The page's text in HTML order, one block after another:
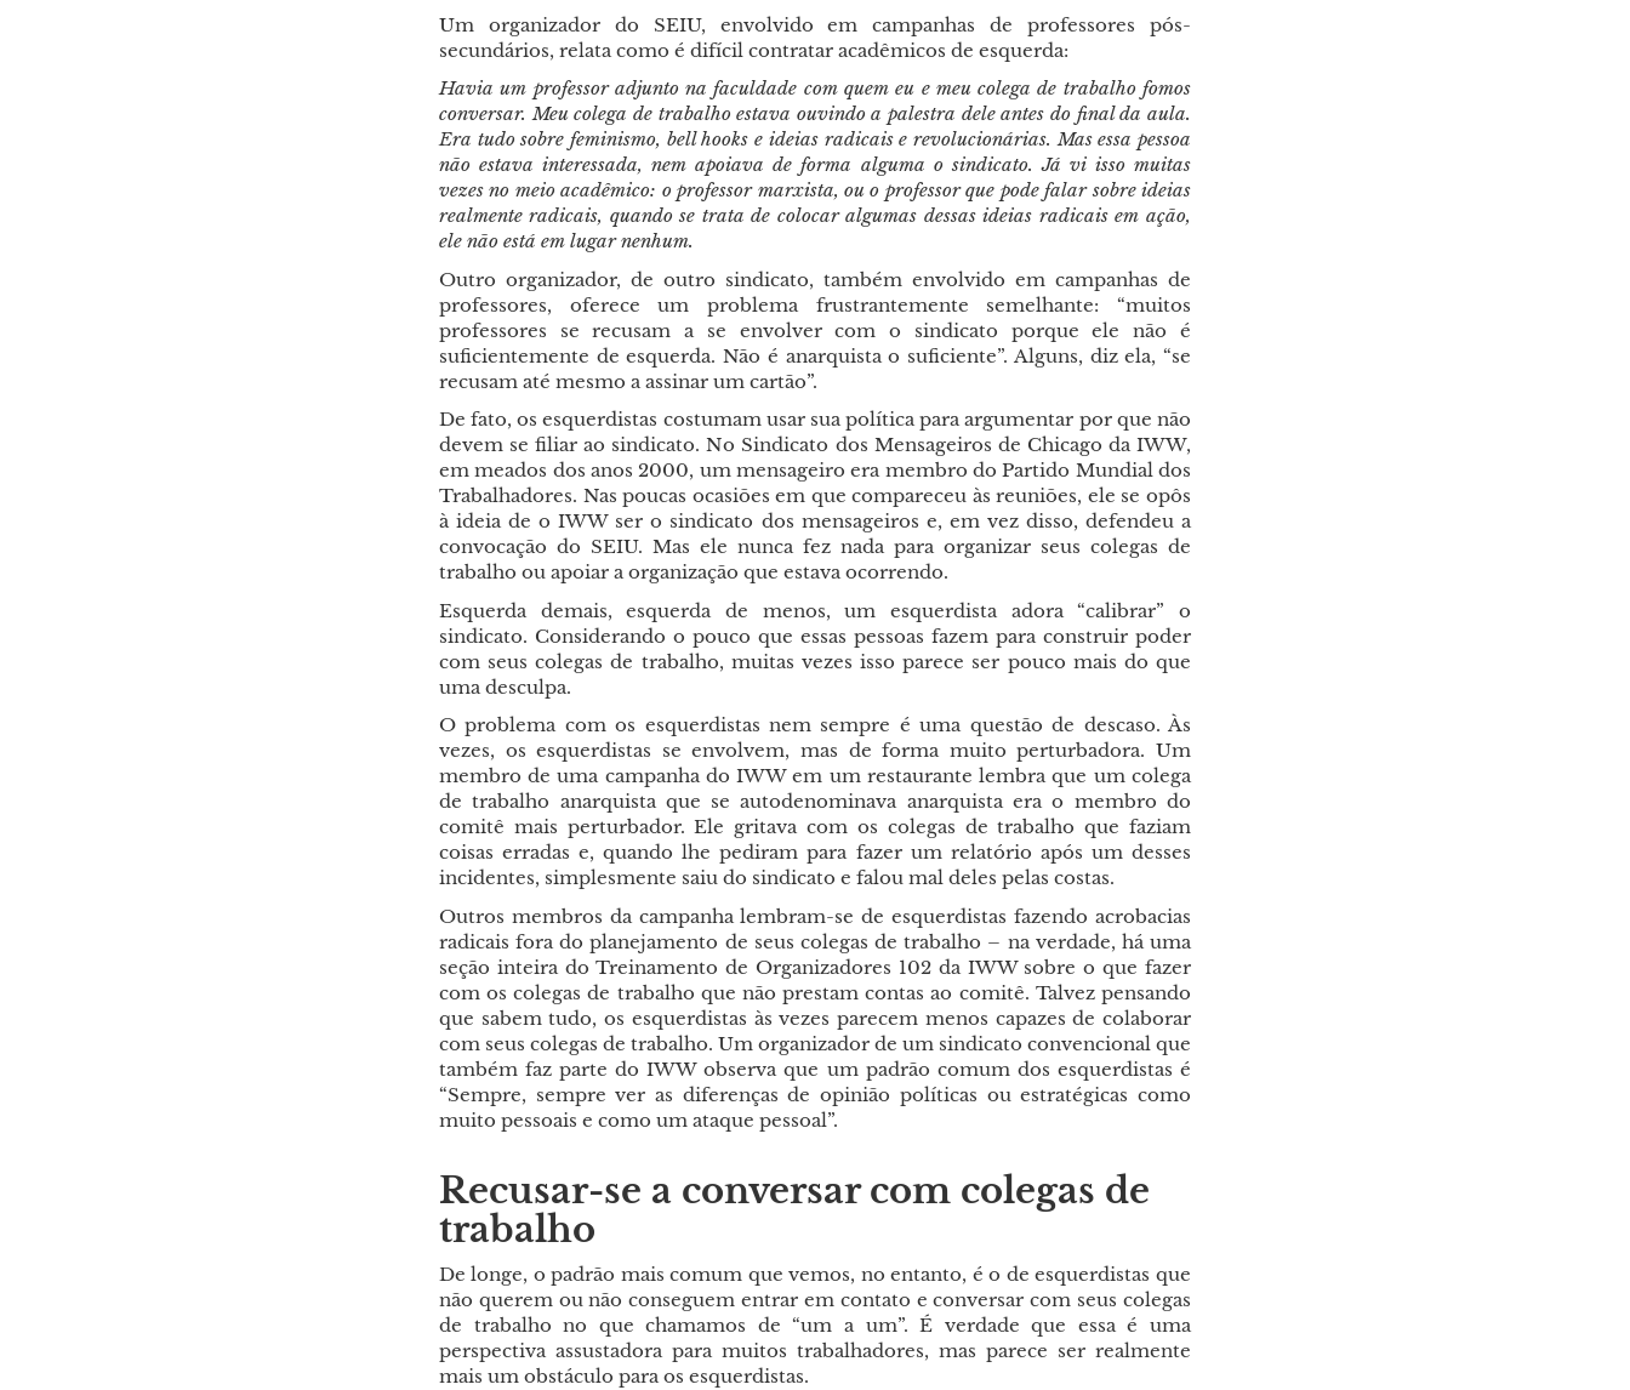
Um organizador do SEIU, envolvido em campanhas de professores pós-
secundários, relata como é difícil contratar acadêmicos de esquerda:
Havia um professor adjunto na faculdade com quem eu e meu colega de trabalho fomos
conversar. Meu colega de trabalho estava ouvindo a palestra dele antes do final da aula.
Era tudo sobre feminismo, bell hooks e ideias radicais e revolucionárias. Mas essa pessoa
não estava interessada, nem apoiava de forma alguma o sindicato. Já vi isso muitas
vezes no meio acadêmico: o professor marxista, ou o professor que pode falar sobre ideias
realmente radicais, quando se trata de colocar algumas dessas ideias radicais em ação,
ele não está em lugar nenhum.
Outro organizador, de outro sindicato, também envolvido em campanhas de
professores, oferece um problema frustrantemente semelhante: “muitos
professores se recusam a se envolver com o sindicato porque ele não é
suficientemente de esquerda. Não é anarquista o suficiente”. Alguns, diz ela, “se
recusam até mesmo a assinar um cartão”.
De fato, os esquerdistas costumam usar sua política para argumentar por que não
devem se filiar ao sindicato. No Sindicato dos Mensageiros de Chicago da IWW,
em meados dos anos 2000, um mensageiro era membro do Partido Mundial dos
Trabalhadores. Nas poucas ocasiões em que compareceu às reuniões, ele se opôs
à ideia de o IWW ser o sindicato dos mensageiros e, em vez disso, defendeu a
convocação do SEIU. Mas ele nunca fez nada para organizar seus colegas de
trabalho ou apoiar a organização que estava ocorrendo.
Esquerda demais, esquerda de menos, um esquerdista adora “calibrar” o
sindicato. Considerando o pouco que essas pessoas fazem para construir poder
com seus colegas de trabalho, muitas vezes isso parece ser pouco mais do que
uma desculpa.
O problema com os esquerdistas nem sempre é uma questão de descaso. Às
vezes, os esquerdistas se envolvem, mas de forma muito perturbadora. Um
membro de uma campanha do IWW em um restaurante lembra que um colega
de trabalho anarquista que se autodenominava anarquista era o membro do
comitê mais perturbador. Ele gritava com os colegas de trabalho que faziam
coisas erradas e, quando lhe pediram para fazer um relatório após um desses
incidentes, simplesmente saiu do sindicato e falou mal deles pelas costas.
Outros membros da campanha lembram-se de esquerdistas fazendo acrobacias
radicais fora do planejamento de seus colegas de trabalho – na verdade, há uma
seção inteira do Treinamento de Organizadores 102 da IWW sobre o que fazer
com os colegas de trabalho que não prestam contas ao comitê. Talvez pensando
que sabem tudo, os esquerdistas às vezes parecem menos capazes de colaborar
com seus colegas de trabalho. Um organizador de um sindicato convencional que
também faz parte do IWW observa que um padrão comum dos esquerdistas é
“Sempre, sempre ver as diferenças de opinião políticas ou estratégicas como
muito pessoais e como um ataque pessoal”.
Recusar-se a conversar com colegas de
trabalho
De longe, o padrão mais comum que vemos, no entanto, é o de esquerdistas que
não querem ou não conseguem entrar em contato e conversar com seus colegas
de trabalho no que chamamos de “um a um”. É verdade que essa é uma
perspectiva assustadora para muitos trabalhadores, mas parece ser realmente
mais um obstáculo para os esquerdistas.